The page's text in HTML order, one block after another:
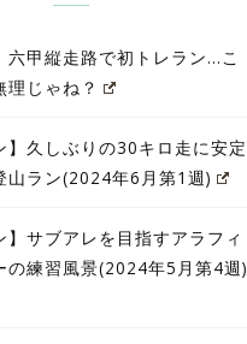
六甲縦走路で初トレラン…こ
理じゃね？
】久しぶりの30キロ走に安定
山ラン(2024年6月第1週)
】サブアレを目指すアラフィ
の練習風景(2024年5月第4週)